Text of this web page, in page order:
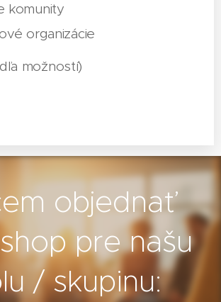
komunity
organizácie
možností)
objednať
pre našu
/ skupinu: